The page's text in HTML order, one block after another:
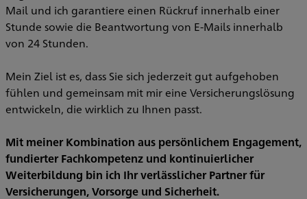
Mail und ich garantiere einen Rückruf innerhalb einer
Stunde sowie die Beantwortung von E-Mails innerhalb
von 24 Stunden.
Mein Ziel ist es, dass Sie sich jederzeit gut aufgehoben
fühlen und gemeinsam mit mir eine Versicherungslösung
entwickeln, die wirklich zu Ihnen passt.
Mit meiner Kombination aus persönlichem Engagement,
fundierter Fachkompetenz und kontinuierlicher
Weiterbildung bin ich Ihr verlässlicher Partner für
Versicherungen, Vorsorge und Sicherheit.